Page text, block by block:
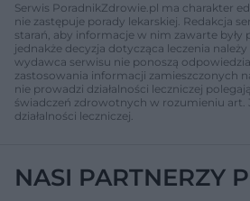
Serwis PoradnikZdrowie.pl ma charakter
nie zastępuje porady lekarskiej. Redakcja
starań, aby informacje w nim zawarte
jednakże decyzja dotycząca leczenia
wydawca serwisu nie ponoszą
zastosowania informacji zamieszczonych
nie prowadzi działalności leczniczej
świadczeń zdrowotnych w rozumieniu art.
działalności leczniczej.
NASI PARTNERZY